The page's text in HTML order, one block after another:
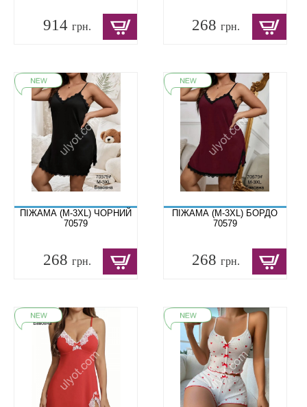
914 грн. 268грн.
ПІЖАМА (M-3XL) ЧОРНИЙ
70579
268 грн.
ПІЖАМА (M-3XL) БОРДО
70579
268грн.